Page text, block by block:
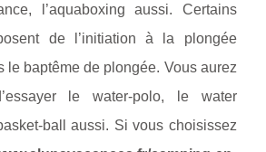
l’aquaboxing aussi. Certains
de l’initiation à la plongée
le baptême de plongée. Vous aurez
le water-polo, le water
ball aussi. Si vous choisissez